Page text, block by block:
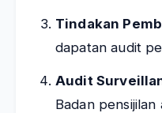
Tindakan
dapatan audit
Audit
Badan